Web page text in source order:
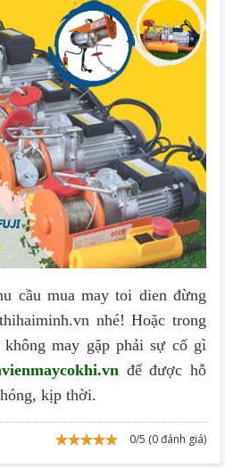
cầu mua may toi dien đừng
nhé! Hoặc trong
may gặp phải sự cố gì
để được hỗ
kịp thời.
0/5 (0 đánh giá)